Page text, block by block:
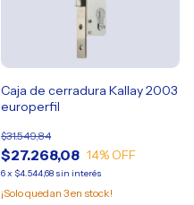
Caja de cerradura Kallay 2003
europerfil
$27.268,08
$31.549,84
14% OFF
6x $4.544,68 sin interés
¡Solo quedan 3en stock!